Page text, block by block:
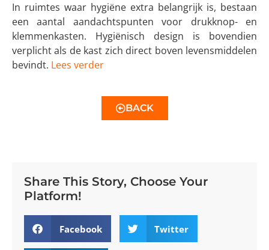
In ruimtes waar hygiëne extra belangrijk is, bestaan
een aantal aandachtspunten voor drukknop- en
klemmenkasten. Hygiënisch design is bovendien
verplicht als de kast zich direct boven levensmiddelen
bevindt. Lees verder
BACK
Share This Story, Choose Your
Platform!
Facebook Twitter